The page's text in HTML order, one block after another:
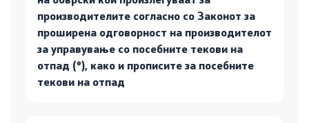
производителите согласно со Законот за
проширена одговорност на производителот
за управување со посебните текови на
отпад (*), како и прописите за посебните
текови на отпад